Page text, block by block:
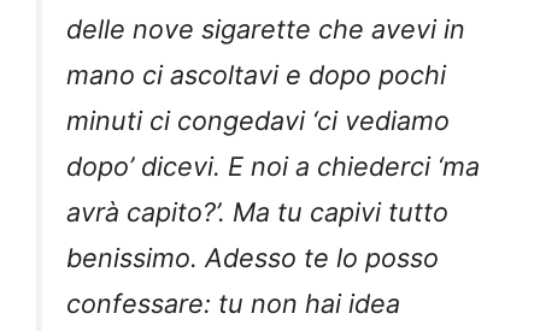
delle nove sigarette che avevi in
mano ci ascoltavi e dopo pochi
minuti ci congedavi ‘ci vediamo
dopo’ dicevi. E noi a chiederci ‘ma
avrà capito?’. Ma tu capivi tutto
benissimo. Adesso te lo posso
confessare: tu non hai idea